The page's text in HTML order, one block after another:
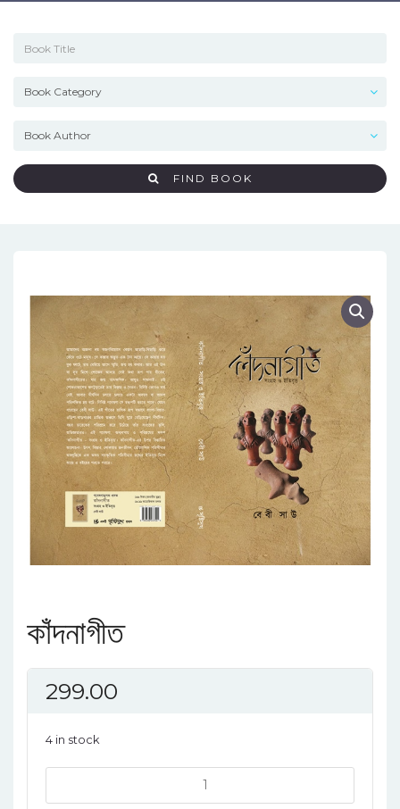
FIND BOOK
কাঁদনাগীত
299.00
4 in stock
quantity